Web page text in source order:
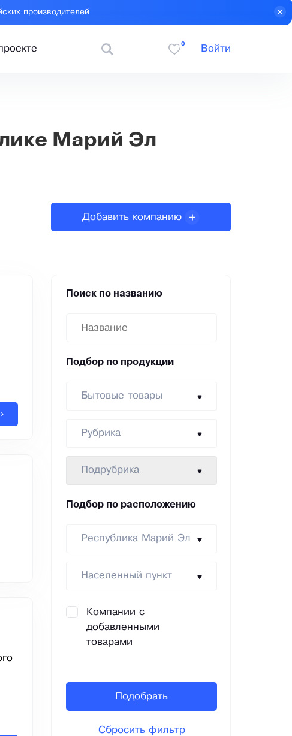
производителей
0
Войти
Марий Эл
Добавить компанию
Поиск по названию
Подбор по продукции
Бытовые товары
Рубрика
Подрубрика
Подбор по расположению
Республика Марий Эл
Населенный пункт
Компании с
добавленными
товарами
Подобрать
Сбросить фильтр